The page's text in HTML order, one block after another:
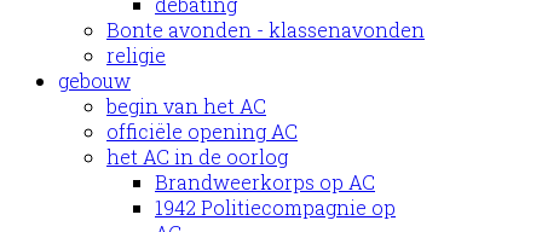
Bonte avonden - klassenavonden
religie
gebouw
begin van het AC
officiële opening AC
het AC in de oorlog
Brandweerkorps op AC
1942 Politiecompagnie op